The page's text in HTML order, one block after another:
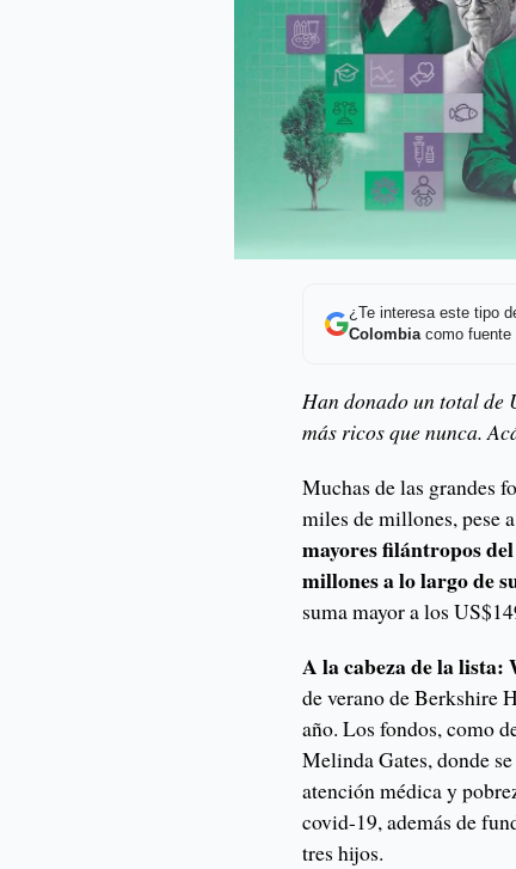
¿Te interesa este tipo
Colombiacomo fuente
Han donado un total de
más ricos que nunca.
Muchas de las grandes
miles de millones, pese
mayores filántropos
millones a lo largo de
suma mayor a los
A la cabeza de la
de verano de Berkshire
año. Los fondos, como
Melinda Gates, donde
atención médica y
covid-19, además de
tres hijos.